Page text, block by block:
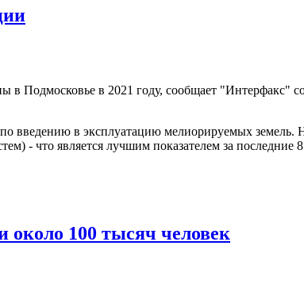
Подмосковье в 2021 году, сообщает "Интерфакс"
введению в эксплуатацию мелиорируемых
- что является лучшим показателем за последние
около 100 тысяч человек